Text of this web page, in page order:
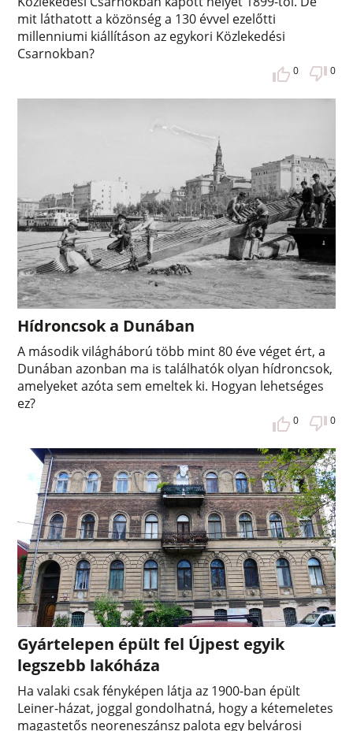
mit láthatott a közönség a 130 évvel ezelőtti
millenniumi kiállításon az egykori Közlekedési
Csarnokban?
0 0
Hídroncsok a Dunában
A második világháború több mint 80 éve véget ért, a
Dunában azonban ma is találhatók olyan hídroncsok,
amelyeket azóta sem emeltek ki. Hogyan lehetséges
ez?
0 0
Gyártelepen épült fel Újpest egyik
legszebb lakóháza
Ha valaki csak fényképen látja az 1900-ban épült
Leiner-házat, joggal gondolhatná, hogy a kétemeletes
magastetős neoreneszánsz palota egy belvárosi